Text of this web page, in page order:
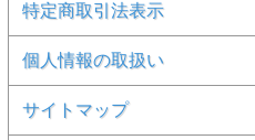
特定商取引法表示
個人情報の取扱い
サイトマップ